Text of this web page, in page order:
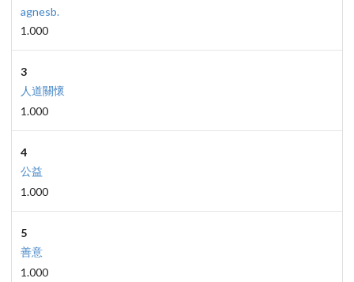
agnesb.
1.000
3
人道關懷
1.000
4
公益
1.000
5
善意
1.000